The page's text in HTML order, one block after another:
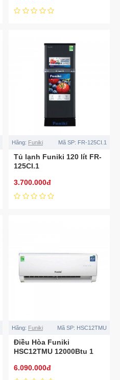
Hãng: Funiki Mã SP: FR-125CI.1
Tủ lạnh Funiki 120 lít FR-
125CI.1
3.700.000đ
Hãng: Funiki Mã SP: HSC12TMU
Điều Hòa Funiki
HSC12TMU 12000Btu 1
6.090.000đ